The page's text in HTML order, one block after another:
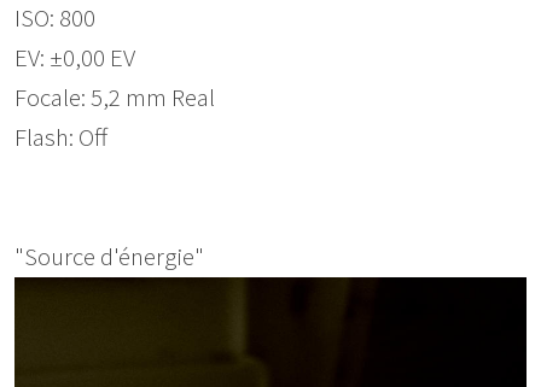
ISO: 800
EV: ±0,00 EV
Focale: 5,2 mm Real
Flash: Off
"Source d'énergie"